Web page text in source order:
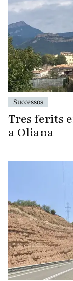
Successos
Tres ferits
a Oliana